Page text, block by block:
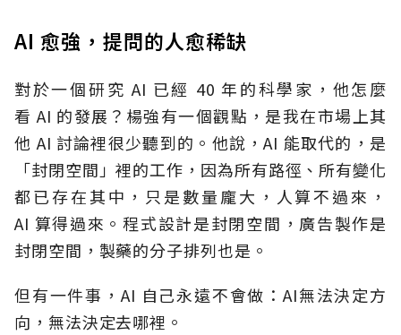
AI 愈強，提問的人愈稀缺
對於一個研究 AI 已經 40年的科學家，他怎麼
看 AI 的發展？楊強有一個觀點，是我在市場上其
他 AI 討論裡很少聽到的。他說，AI 能取代的，是
「封閉空間」裡的工作，因為所有路徑、所有變化
都已存在其中，只是數量龐大，人算不過來，
AI 算得過來。程式設計是封閉空間，廣告製作是
封閉空間，製藥的分子排列也是。
但有一件事， AI 自己永遠不會做：AI無法決定方
向，無法決定去哪裡。